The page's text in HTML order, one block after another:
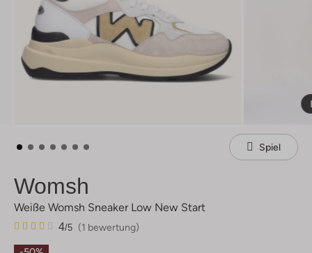
Spiel
Womsh
Weiße Womsh Sneaker Low New Start
(1 bewertung)
4/5
1
4
Sterne